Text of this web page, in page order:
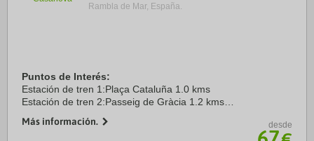
Rambla de Mar, España.
Puntos de Interés:
Estación de tren 1:Plaça Cataluña 1.0 kms
Estación de tren 2:Passeig de Gràcia 1.2 kms
Puerto:Puerto de Barcelona 4.6 kms
Más información. desde